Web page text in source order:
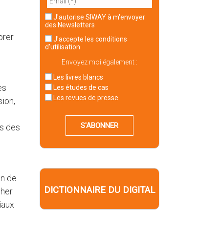
des
de
des Newsletters
J'accepte les conditions
d'utilisation
Envoyez moi également :
Les livres blancs
Les études de cas
Les revues de presse
S'ABONNER
DICTIONNAIRE DU DIGITAL